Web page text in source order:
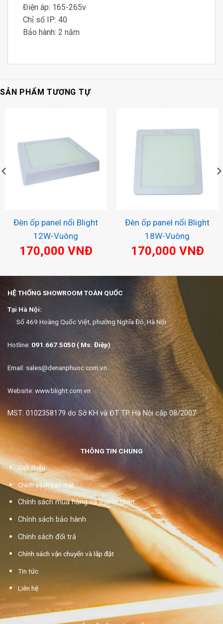
Điện áp: 165-265v
Chỉ số IP: 40
Bảo hành: 2 năm
SẢN PHẨM TƯƠNG TỰ
Đèn ốp panel nổi Blight
12W-Vuông
170,000 VNĐ
Đèn ốp panel nổi Blight
18W-Vuông
170,000 VNĐ
HỆ THỐNG SHOWROOM TOÀN QUỐC
Tại Hà Nội:
Số 469 Hoàng Quốc Việt, phường Nghĩa Đô, Hà Nội
Hotline: 091.667.5050 ( Ms. Điệp)
Email: sales@denanphuoc.com.vn
Website: www.blight.com.vn
MST: 0102358179 do Sở KH và ĐT TP Hà Nội cấp 08/2007
THÔNG TIN CHUNG
Giới thiệu
Chính sách bảo mật
Chính sách mua hàng và thanh toán
Chỉnh sách bảo hành
Chính sách đổi trả
Chính sách vận chuyển và lắp đặt
Tin tức
Liên hệ